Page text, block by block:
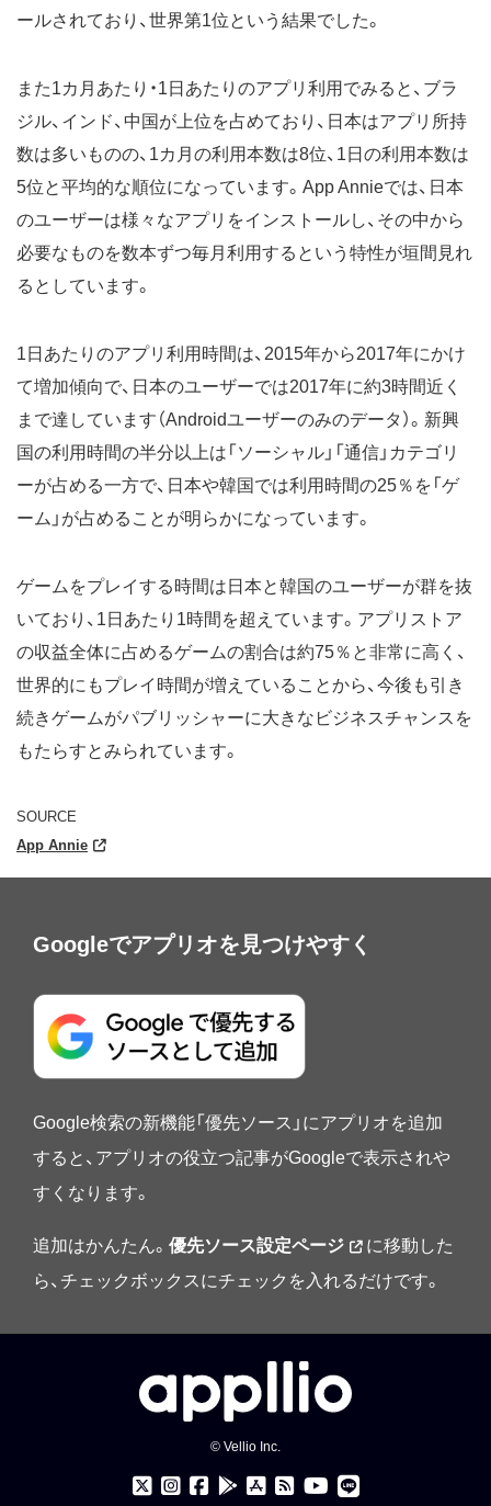
ールされており、世界第1位という結果でした。
また1カ月あたり・1日あたりのアプリ利用でみると、ブラ
ジル、インド、中国が上位を占めており、日本はアプリ所持
数は多いものの、1カ月の利用本数は8位、1日の利用本数は
5位と平均的な順位になっています。App Annieでは、日本
のユーザーは様々なアプリをインストールし、その中から
必要なものを数本ずつ毎月利用するという特性が垣間見れ
るとしています。
1日あたりのアプリ利用時間は、2015年から2017年にかけ
て増加傾向で、日本のユーザーでは2017年に約3時間近く
まで達しています（Androidユーザーのみのデータ）。新興
国の利用時間の半分以上は「ソーシャル」「通信」カテゴリ
ーが占める一方で、日本や韓国では利用時間の25％を「ゲ
ーム」が占めることが明らかになっています。
ゲームをプレイする時間は日本と韓国のユーザーが群を抜
いており、1日あたり1時間を超えています。アプリストア
の収益全体に占めるゲームの割合は約75％と非常に高く、
世界的にもプレイ時間が増えていることから、今後も引き
続きゲームがパブリッシャーに大きなビジネスチャンスを
もたらすとみられています。
SOURCE
App Annie
Googleでアプリオを見つけやすく
Google検索の新機能「優先ソース」にアプリオを追加
すると、アプリオの役立つ記事がGoogleで表示されや
すくなります。
追加はかんたん。 優先ソース設定ページ
に移動した
ら、チェックボックスにチェックを入れるだけです。
© Vellio Inc.